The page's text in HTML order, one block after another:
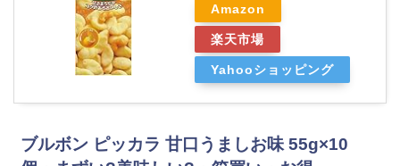
Amazon
楽天市場
Yahooショッピング
ブルボン ピッカラ 甘口うましお味 55g×10